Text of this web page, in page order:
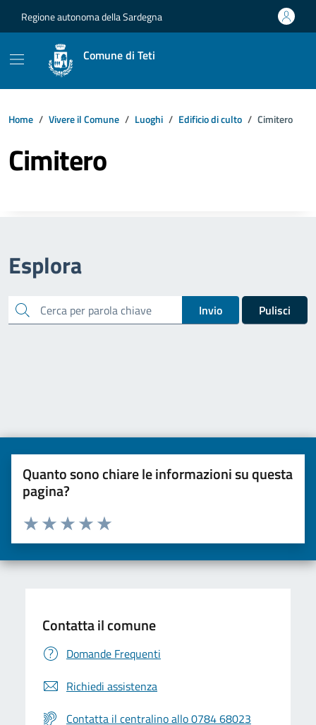
Regione autonoma della Sardegna
Comune di Teti
Home Vivere il Comune Luoghi Edificio di culto Cimitero
Cimitero
Esplora
cerca Invio Pulisci
Quanto sono chiare le informazioni su questa
pagina?
Valuta da 1 a 5 stelle la pagina
Valuta 5 stelle su 5
Valuta 4 stelle su 5
Valuta 3 stelle su 5
Valuta 2 stelle su 5
Valuta una stella su 5
Contatta il comune
Domande Frequenti
Richiedi assistenza
Contatta il centralino allo 0784 68023